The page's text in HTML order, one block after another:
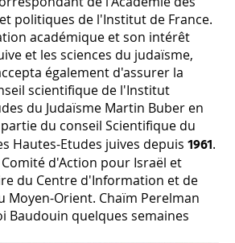
politiques de l'Institut de France.
académique et son intérêt
et les sciences du judaïsme,
également d'assurer la
scientifique de l'Institut
du Judaïsme Martin Buber en
du conseil Scientifique du
Hautes-Etudes juives depuis 1961.
d'Action pour Israël et
du Centre d'Information et de
Moyen-Orient. Chaïm Perelman
Baudouin quelques semaines